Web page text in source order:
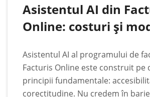
Asistentul AI din
Online: costuri și
Asistentul AI al programului de
Facturis Online este construit pe
principii fundamentale:
corectitudine. Nu credem în